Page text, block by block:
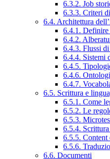
6.3.2. Job
6.3.3. Criteri
6.4. Architettura
6.4.1. Definire
6.4.2.
6.4.3. Flussi
6.4.4. Sistemi
6.4.5.
6.4.6.
6.4.7.
6.5. Scrittura e
6.5.1. Come
6.5.2. Le
6.5.3.
6.5.4.
6.5.5. Content
6.5.6.
6.6. Documenti